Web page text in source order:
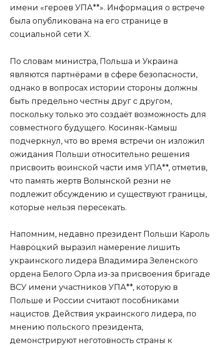
имени «героев УПА**». Информация о встрече
была опубликована на его странице в
социальной сети X.
По словам министра, Польша и Украина
являются партнёрами в сфере безопасности,
однако в вопросах истории стороны должны
быть предельно честны друг с другом,
поскольку только это создаёт возможность для
совместного будущего. Косиняк-Камыш
подчеркнул, что во время встречи он изложил
ожидания Польши относительно решения
присвоить воинской части имя УПА**, отметив,
что память жертв Волынской резни не
подлежит обсуждению и существуют границы,
которые нельзя пересекать.
Напомним, недавно президент Польши Кароль
Навроцкий выразил намерение лишить
украинского лидера Владимира Зеленского
ордена Белого Орла из-за присвоения бригаде
ВСУ имени участников УПА**, которую в
Польше и России считают пособниками
нацистов. Действия украинского лидера, по
мнению польского президента,
демонстрируют неготовность страны к